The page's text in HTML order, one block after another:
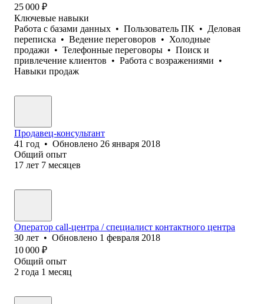
25 000 ₽
Ключевые навыки
Работа с базами данных • Пользователь ПК • Деловая
переписка • Ведение переговоров • Холодные
продажи • Телефонные переговоры • Поиск и
привлечение клиентов • Работа с возражениями •
Навыки продаж
Продавец-консультант
41 год • Обновлено 26 января 2018
Общий опыт
17 лет 7 месяцев
Оператор call-центра / спе⁢‎⁢циалист контактного центра
30 лет • Обновлено 1 февраля 2018
10 000 ₽
Общий опыт
2 года 1 месяц